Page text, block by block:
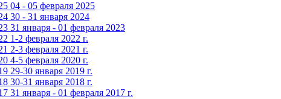
04 - 05 февраля 2025
30 - 31 января 2024
31 января - 01 февраля 2023
1-2 февраля 2022 г.
2-3 февраля 2021 г.
4-5 февраля 2020 г.
29-30 января 2019 г.
30-31 января 2018 г.
января - 01 февраля 2017 г.